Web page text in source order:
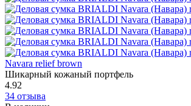
Navara relief brown
Шикарный кожаный портфель
4.92
34 отзыва